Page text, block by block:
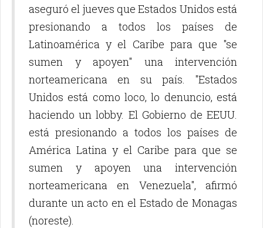
aseguró el jueves que Estados Unidos está
presionando a todos los países de
Latinoamérica y el Caribe para que "se
sumen y apoyen" una intervención
norteamericana en su país. "Estados
Unidos está como loco, lo denuncio, está
haciendo un lobby. El Gobierno de EEUU.
está presionando a todos los países de
América Latina y el Caribe para que se
sumen y apoyen una intervención
norteamericana en Venezuela", afirmó
durante un acto en el Estado de Monagas
(noreste).